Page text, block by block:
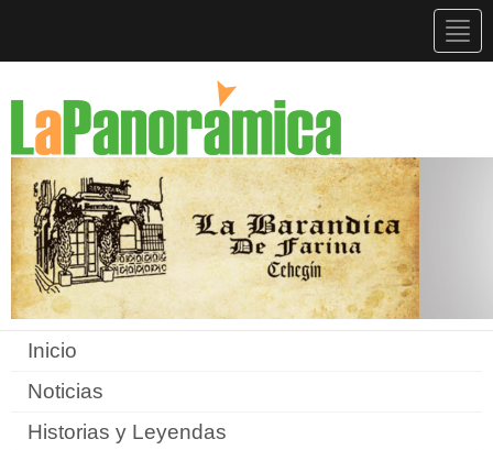
Inicio
Noticias
Historias y Leyendas